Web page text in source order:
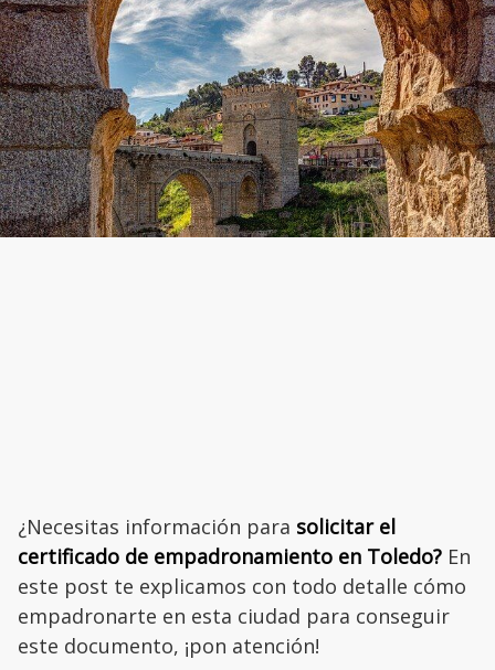
¿Necesitas información para solicitar el
certificado de empadronamiento en Toledo? En
este post te explicamos con todo detalle cómo
empadronarte en esta ciudad para conseguir
este documento, ¡pon atención!